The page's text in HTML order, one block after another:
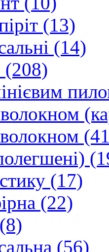
(13)
(14)
(208)
(17)
(22)
(56)